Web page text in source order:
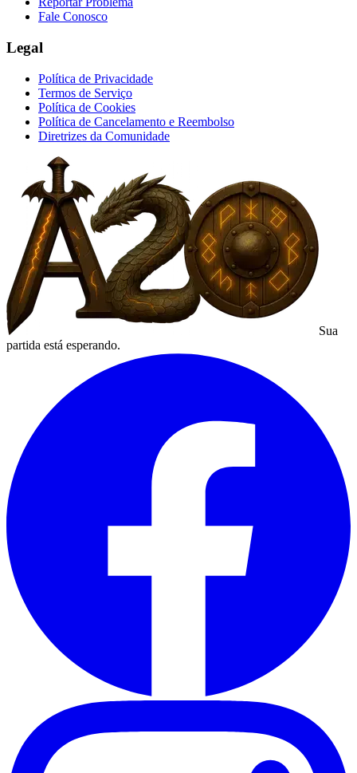
Fale Conosco
Legal
Política de Privacidade
Termos de Serviço
Política de Cookies
Política de Cancelamento e Reembolso
Diretrizes da Comunidade
Sua
partida está esperando.